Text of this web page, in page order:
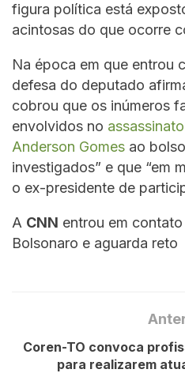
figura política está
acintosas do que ocorre
Na época em que entrou
defesa do deputado
cobrou que os inúmeros
envolvidos no
Anderson Gomes ao
investigados” e que “em
o ex-presidente de
A CNN entrou em
Bolsonaro e aguarda reto
Coren-TO convoca
para realizarem